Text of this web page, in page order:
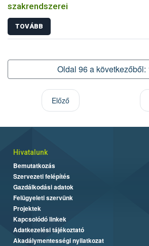
szakrendszerei
TOVÁBB
Oldal 96 a következőből:
Előző
Hivatalunk
Bemutatkozás
Szervezeti felépítés
Gazdálkodási adatok
Felügyeleti szervünk
Projektek
Kapcsolódó linkek
Adatkezelési tájékoztató
Akadálymentességi nyilatkozat